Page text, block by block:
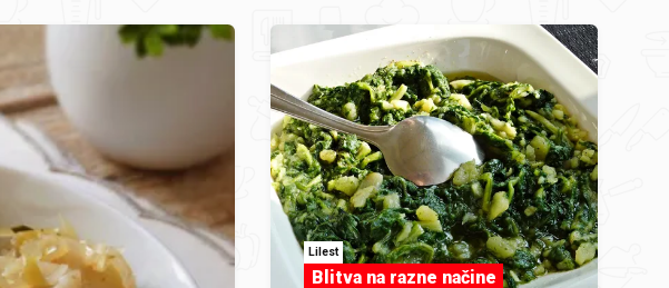
Lilest
Blitva na razne načine